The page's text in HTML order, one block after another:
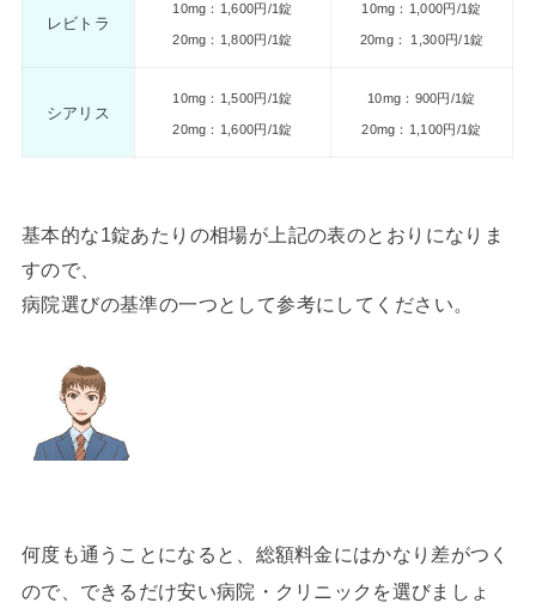
レビトラ
10mg：1,600円/1錠
20mg：1,800円/1錠
10mg：1,000円/1錠
20mg： 1,300円/1錠
シアリス
10mg：1,500円/1錠
20mg：1,600円/1錠
10mg：900円/1錠
20mg：1,100円/1錠
基本的な1錠あたりの相場が上記の表のとおりになりま
すので、
病院選びの基準の一つとして参考にしてください。
何度も通うことになると、総額料金にはかなり差がつく
ので、できるだけ安い病院・クリニックを選びましょ